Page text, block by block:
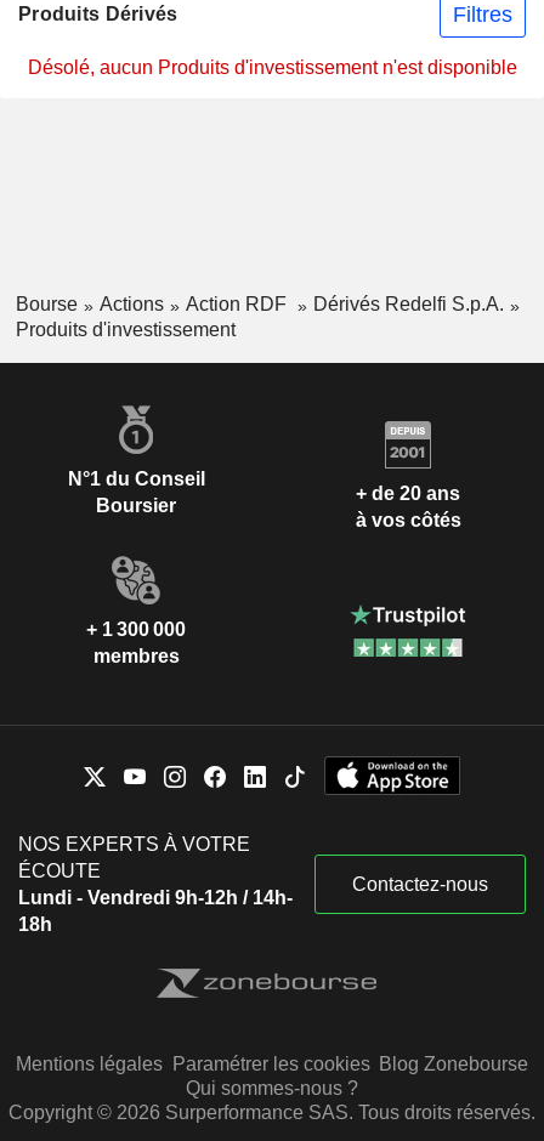
Produits Dérivés Filtres
Désolé, aucun Produits d'investissement n'est disponible
Bourse Actions Action RDF
Dérivés Redelfi S.p.A.
Produits d'investissement
N°1 du Conseil
Boursier
+ de 20 ans
à vos côtés
+ 1 300 000
membres
NOS EXPERTS À VOTRE
ÉCOUTE
Lundi - Vendredi 9h-12h / 14h-
18h
Contactez-nous
Mentions légales Paramétrer les cookies Blog Zonebourse
Qui sommes-nous ?
Copyright © 2026 Surperformance SAS. Tous droits réservés.